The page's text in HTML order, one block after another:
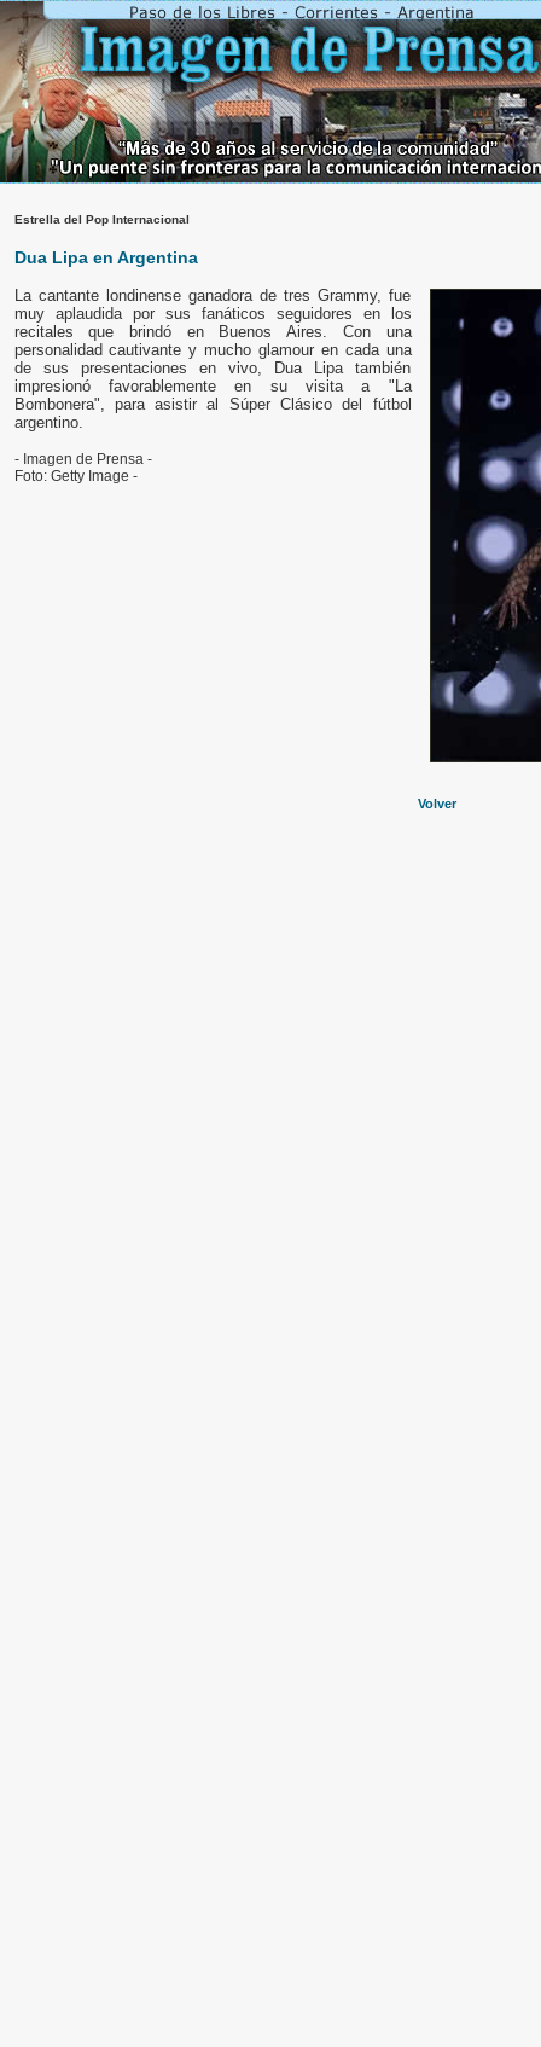
Estrella del Pop Internacional
Dua Lipa en Argentina
La cantante londinense ganadora de tres Grammy, fue
muy aplaudida por sus fanáticos seguidores en los
recitales que brindó en Buenos Aires. Con una
personalidad cautivante y mucho glamour en cada una
de sus presentaciones en vivo, Dua Lipa también
impresionó favorablemente en su visita a "La
Bombonera", para asistir al Súper Clásico del fútbol
argentino.
- Imagen de Prensa -
Foto: Getty Image -
Volver